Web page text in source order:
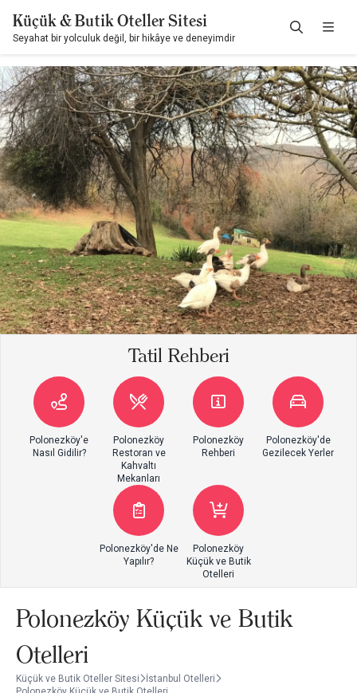
Küçük & Butik Oteller Sitesi
Seyahat bir yolculuk değil, bir hikâye ve deneyimdir
Tatil Rehberi
Polonezköy'e
Nasıl Gidilir?
Polonezköy
Restoran ve
Kahvaltı
Mekanları
Polonezköy
Rehberi
Polonezköy'de
Gezilecek Yerler
Polonezköy'de Ne
Yapılır?
Polonezköy
Küçük ve Butik
Otelleri
Polonezköy Küçük ve Butik
Otelleri
Küçük ve Butik Oteller Sitesi
İstanbul Otelleri